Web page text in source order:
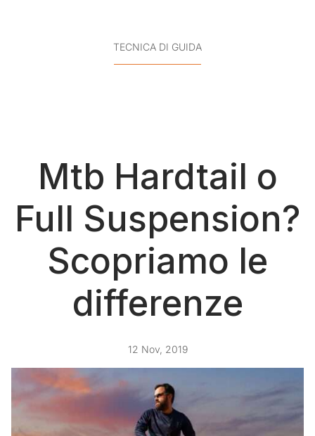
TECNICA DI GUIDA
Mtb Hardtail o
Full Suspension?
Scopriamo le
differenze
12 Nov, 2019